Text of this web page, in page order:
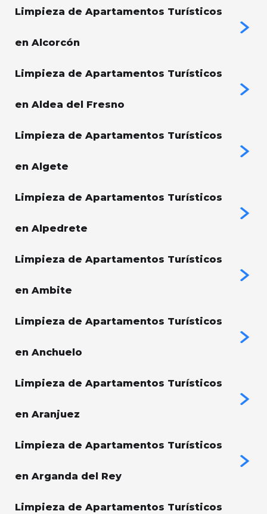
Limpieza de Apartamentos Turísticos
en Alcorcón
Limpieza de Apartamentos Turísticos
en Aldea del Fresno
Limpieza de Apartamentos Turísticos
en Algete
Limpieza de Apartamentos Turísticos
en Alpedrete
Limpieza de Apartamentos Turísticos
en Ambite
Limpieza de Apartamentos Turísticos
en Anchuelo
Limpieza de Apartamentos Turísticos
en Aranjuez
Limpieza de Apartamentos Turísticos
en Arganda del Rey
Limpieza de Apartamentos Turísticos